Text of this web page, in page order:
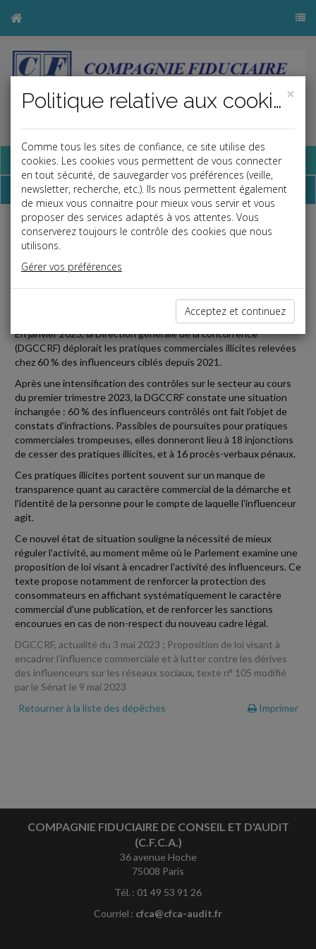
Base documentaire
Dépêches
j a
b
Vie des affaires
Date: 2023-05-25
PRATIQUES ILLICITES DANS LE MARKETING
En janvier 2023, la Direction générale de la concurrence
(DGCCRF) déplorait les pratiques commerciales illicites relevées
chez 60 % des influenceurs ciblés depuis 2021.
Après une intensification des contrôles sur le secteur au cours
du premier trimestre 2023, la DGCCRF constate une situation
inchangée : 60 % des influenceurs contrôlés ont fait l'objet de
constats d'infractions. Passibles de poursuites pour pratiques
commerciales trompeuses, elles donneront lieu à 18 injonctions
de cesser des pratiques illicites, et à 16 procès-verbaux pénaux.
Ces pratiques illicites portent souvent sur un manque de
transparence quant au caractère commercial de la démarche et
l'identité de la personne pour le compte de laquelle l'influenceur
agit.
Ce nouvel état de situation souligne la nécessité de mieux
réguler l'activité, au moment même où le Parlement examine une
proposition de loi visant à encadrer l'activité des influenceurs. Ce
texte propose notamment de renforcer la protection des
consommateurs en affichant systématiquement le caractère
commercial d'une publication, et de renforcer les sanctions
encourues en cas de non-respect du nouveau cadre légal.
DGCCRF, actualité du 3 mai 2023 ; Proposition de loi visant à
encadrer l'influence commerciale et à lutter contre les dérives
des influenceurs sur les réseaux sociaux, texte n° 105 modifié
par le Sénat le 9 mai 2023
Retourner à la liste des dépêches
Imprimer
COMPAGNIE FIDUCIAIRE DE CONSEIL ET D'AUDIT
(C.F.C.A.)
36 avenue Hoche
75008 Paris
Tél. : 01 49 53 91 26
Courriel : cfca@cfca-audit.fr
×
Politique relative aux cookies
Comme tous les sites de confiance, ce site utilise des
cookies. Les cookies vous permettent de vous connecter
en tout sécurité, de sauvegarder vos préférences (veille,
newsletter, recherche, etc.). Ils nous permettent également
de mieux vous connaitre pour mieux vous servir et vous
proposer des services adaptés à vos attentes. Vous
conserverez toujours le contrôle des cookies que nous
utilisons.
Gérer vos préférences
Acceptez et continuez